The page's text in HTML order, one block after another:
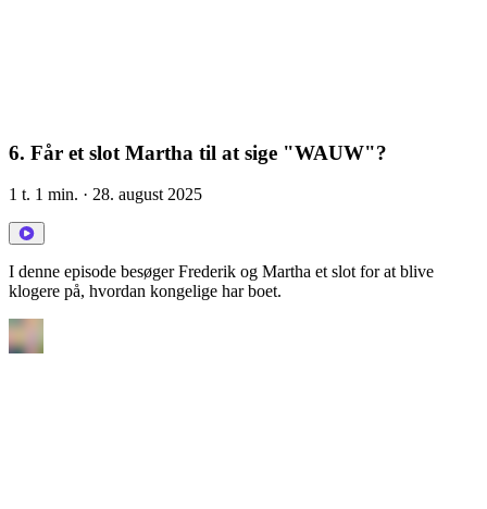
6. Får et slot Martha til at sige "WAUW"?
1 t. 1 min. · 28. august 2025
I denne episode besøger Frederik og Martha et slot for at blive
klogere på, hvordan kongelige har boet.